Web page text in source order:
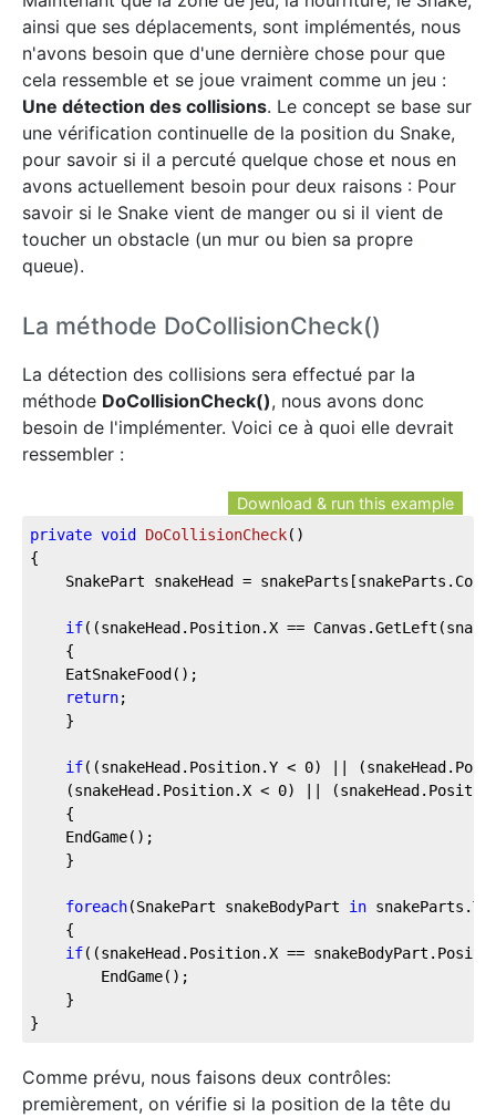
ainsi que ses déplacements, sont implémentés, nous
n'avons besoin que d'une dernière chose pour que
cela ressemble et se joue vraiment comme un jeu :
Une détection des collisions. Le concept se base sur
une vérification continuelle de la position du Snake,
pour savoir si il a percuté quelque chose et nous en
avons actuellement besoin pour deux raisons : Pour
savoir si le Snake vient de manger ou si il vient de
toucher un obstacle (un mur ou bien sa propre
queue).
La méthode DoCollisionCheck()
La détection des collisions sera effectué par la
méthode DoCollisionCheck(), nous avons donc
besoin de l'implémenter. Voici ce à quoi elle devrait
ressembler :
Download & run this example
private void DoCollisionCheck( )
{
SnakePart snakeHead =
if((snakeHead.Position.X ==
{
    EatSnakeFood();
return;
}
if((snakeHead.Position.Y < 0) ||
    (snakeHead.Position.X <
0) ||
{
    EndGame();
}
foreach(SnakePart snakeBodyPart in
{
if((snakeHead.Position.X ==
        EndGame();
}
}
Comme prévu, nous faisons deux contrôles:
premièrement, on vérifie si la position de la tête du